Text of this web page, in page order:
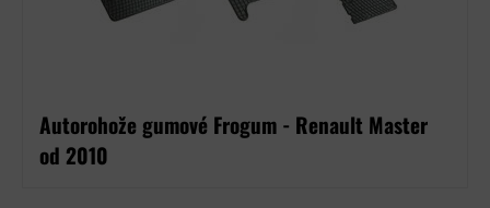
Autorohože gumové Frogum - Renault Master
od 2010